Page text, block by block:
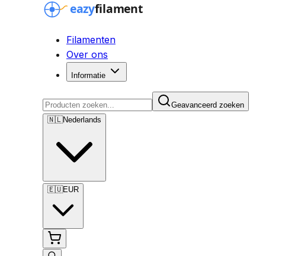
Filamenten
Over ons
Informatie
Geavanceerd zoeken
🇳🇱Nederlands
🇪🇺EUR